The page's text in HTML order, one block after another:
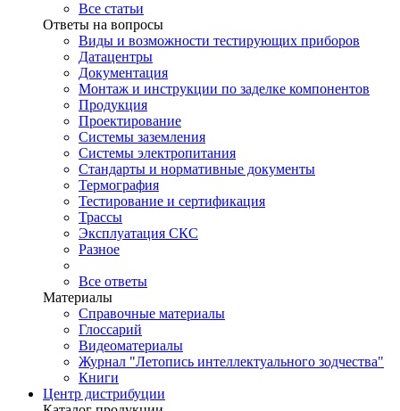
Все статьи
Ответы на вопросы
Виды и возможности тестирующих приборов
Датацентры
Документация
Монтаж и инструкции по заделке компонентов
Продукция
Проектирование
Системы заземления
Системы электропитания
Стандарты и нормативные документы
Термография
Тестирование и сертификация
Трассы
Эксплуатация СКС
Разное
Все ответы
Материалы
Справочные материалы
Глоссарий
Видеоматериалы
Журнал "Летопись интеллектуального зодчества"
Книги
Центр дистрибуции